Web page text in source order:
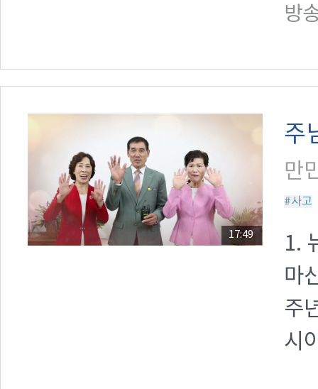
방
17:49
주
만
#사고
1.
마
주
시